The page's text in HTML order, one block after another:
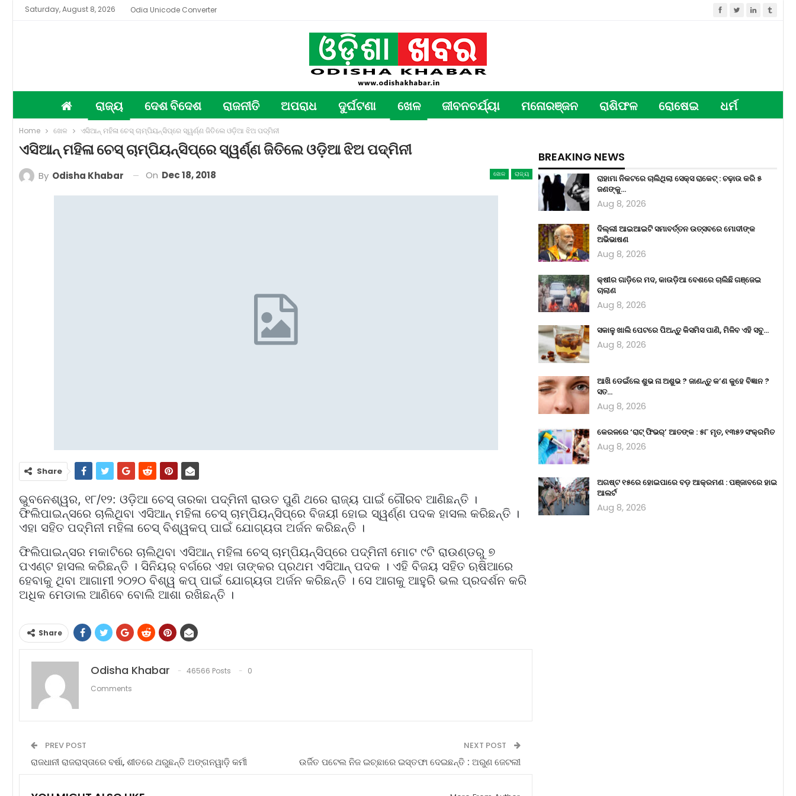
Saturday, August 8, 2026 Odia Unicode Converter
ରାଜ୍ୟ ଦେଶ ବିଦେଶ ରାଜନୀତି ଅପରାଧ ଦୁର୍ଘଟଣା ଖେଳ ଜୀବନଚର୍ଯ୍ୟା ମନୋରଞ୍ଜନ ରାଶିଫଳ ରୋଷେଇ ଧର୍ମ
Home ଖେଳ ଏସିଆନ୍‌ ମହିଳା ଚେସ୍‌ ଚାମ୍ପିୟନ୍‌ସିପ୍‌ରେ ସ୍ୱର୍ଣ୍ଣ ଜିତିଲେ ଓଡ଼ିଆ ଝିଅ ପଦ୍ମିନୀ
ଏସିଆନ୍‌ ମହିଳା ଚେସ୍‌ ଚାମ୍ପିୟନ୍‌ସିପ୍‌ରେ ସ୍ୱର୍ଣ୍ଣ ଜିତିଲେ ଓଡ଼ିଆ ଝିଅ ପଦ୍ମିନୀ
ଖେଳ ରାଜ୍ୟ
By Odisha Khabar On Dec 18, 2018
Share
ଭୁବନେଶ୍ୱର, ୧୮/୧୨: ଓଡ଼ିଆ ଚେସ୍‌ ତାରକା ପଦ୍ମିନୀ ରାଉତ ପୁଣି ଥରେ ରାଜ୍ୟ ପାଇଁ ଗୌରବ ଆଣିଛନ୍ତି ।
ଫିଲିପାଇନ୍ସରେ ଚାଲିଥିବା ଏସିଆନ୍‌ ମହିଳା ଚେସ୍‌ ଚାମ୍ପିୟନ୍‌ସିପ୍‌ରେ ବିଜୟୀ ହୋଇ ସ୍ୱର୍ଣ୍ଣ ପଦକ ହାସଲ କରିଛନ୍ତି ।
ଏହା ସହିତ ପଦ୍ମିନୀ ମହିଳା ଚେସ୍‌ ବିଶ୍ୱକପ୍‌ ପାଇଁ ଯୋଗ୍ୟତା ଅର୍ଜନ କରିଛନ୍ତି ।
ଫିଲିପାଇନ୍ସର ମକାଟିରେ ଚାଲିଥିବା ଏସିଆନ୍‌ ମହିଳା ଚେସ୍‌ ଚାମ୍ପିୟନ୍‌ସିପ୍‌ରେ ପଦ୍ମିନୀ ମୋଟ ୯ଟି ରାଉଣ୍ଡରୁ ୭
ପଏଣ୍ଟ ହାସଲ କରିଛନ୍ତି । ସିନିୟର୍‌ ବର୍ଗରେ ଏହା ତାଙ୍କର ପ୍ରଥମ ଏସିଆନ୍‌ ପଦକ । ଏହି ବିଜୟ ସହିତ ଋଷିଆରେ
ହେବାକୁ ଥିବା ଆଗାମୀ ୨୦୨୦ ବିଶ୍ୱ କପ୍‌ ପାଇଁ ଯୋଗ୍ୟତା ଅର୍ଜନ କରିଛନ୍ତି । ସେ ଆଗକୁ ଆହୁରି ଭଲ ପ୍ରଦର୍ଶନ କରି
ଅଧିକ ମେଡାଲ ଆଣିବେ ବୋଲି ଆଶା ରଖିଛନ୍ତି ।
Share
Odisha Khabar 46566 Posts
0
Comments
PREV POST
ରାଜଧାନୀ ରାଜରାସ୍ତାରେ ବର୍ଷା, ଶୀତରେ ଥରୁଛନ୍ତି ଅଙ୍ଗନୱାଡ଼ି କର୍ମୀ
NEXT POST
ଉର୍ଜିତ ପଟେଲ ନିଜ ଇଚ୍ଛାରେ ଇସ୍ତଫା ଦେଇଛନ୍ତି : ଅରୁଣ ଜେଟଲୀ
BREAKING NEWS
ରାହାମା ନିକଟରେ ଚାଲିଥିଲା ସେକ୍ସ ରାକେଟ୍ : ଚଢ଼ାଉ କରି ୫
ଜଣଙ୍କୁ…
Aug 8, 2026
ଦିଲ୍ଲୀ ଆଇଆଇଟି ସମାବର୍ତ୍ତନ ଉତ୍ସବରେ ମୋଦୀଙ୍କ
ଅଭିଭାଷଣ
Aug 8, 2026
କ୍ଷୀର ଗାଡ଼ିରେ ମଦ, କାଉଡ଼ିଆ ବେଶରେ ଚାଲିଛି ଗଞ୍ଜେଇ
ଚାଲାଣ
Aug 8, 2026
ସକାଳୁ ଖାଲି ପେଟରେ ପିଅନ୍ତୁ କିସମିସ ପାଣି, ମିଳିବ ଏହି ସବୁ…
Aug 8, 2026
ଆଖି ଡେଇଁଲେ ଶୁଭ ନା ଅଶୁଭ ? ଜାଣନ୍ତୁ କ’ଣ କୁହେ ବିଜ୍ଞାନ ?
ସତ…
Aug 8, 2026
କେରଳରେ ‘ରାଟ୍ ଫିଭର୍’ ଆତଙ୍କ : ୫୮ ମୃତ, ୧୩୫୨ ସଂକ୍ରମିତ
Aug 8, 2026
ଅଗଷ୍ଟ ୧୫ରେ ହୋଇପାରେ ବଡ଼ ଆକ୍ରମଣ : ପଞ୍ଜାବରେ ହାଇ
ଆଲର୍ଟ
Aug 8, 2026